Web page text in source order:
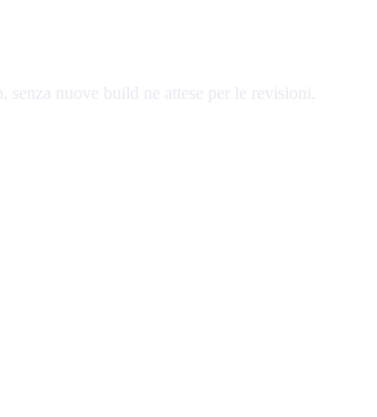
nuove build ne attese per le revisioni.